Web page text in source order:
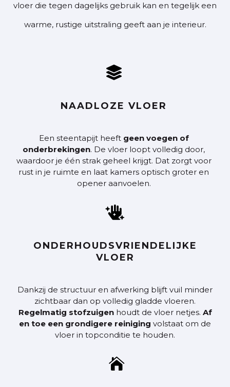
vloer die tegen dagelijks gebruik kan en tegelijk een
warme, rustige uitstraling geeft aan je interieur.

NAADLOZE VLOER
Een steentapijt heeft geen voegen of
onderbrekingen. De vloer loopt volledig door,
waardoor je één strak geheel krijgt. Dat zorgt voor
rust in je ruimte en laat kamers optisch groter en
opener aanvoelen.

ONDERHOUDSVRIENDELIJKE
VLOER
Dankzij de structuur en afwerking blijft vuil minder
zichtbaar dan op volledig gladde vloeren.
Regelmatig stofzuigenhoudt de vloer netjes. Af
en toe een grondigere reiniging volstaat om de
vloer in topconditie te houden.
